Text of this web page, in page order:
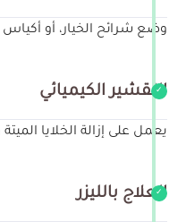
وضع شرائح الخيار، أو
التقشير الكيميائي
يعمل على إزالة الخلايا
العلاج بالليزر